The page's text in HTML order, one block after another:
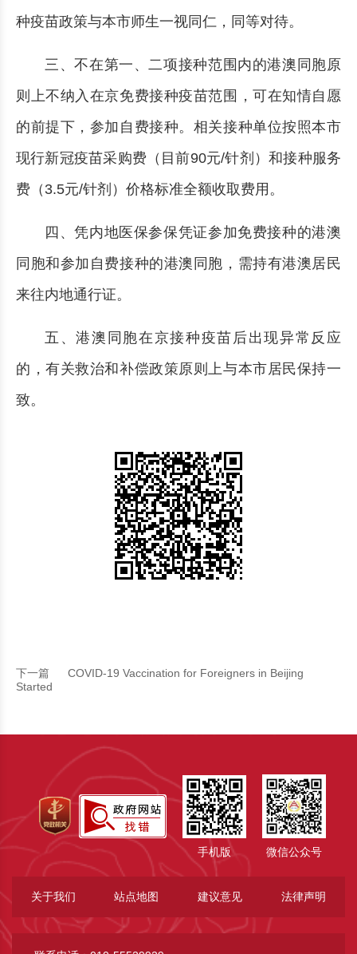
种疫苗政策与本市师生一视同仁，同等对待。
三、不在第一、二项接种范围内的港澳同胞原
则上不纳入在京免费接种疫苗范围，可在知情自愿
的前提下，参加自费接种。相关接种单位按照本市
现行新冠疫苗采购费（目前90元/针剂）和接种服务
费（3.5元/针剂）价格标准全额收取费用。
四、凭内地医保参保凭证参加免费接种的港澳
同胞和参加自费接种的港澳同胞，需持有港澳居民
来往内地通行证。
五、港澳同胞在京接种疫苗后出现异常反应
的，有关救治和补偿政策原则上与本市居民保持一
致。
下一篇
COVID-19 Vaccination for Foreigners in Beijing
Started
手机版 微信公众号
关于我们 站点地图 建议意见 法律声明